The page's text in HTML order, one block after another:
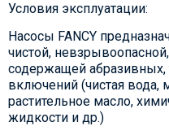
Условия эксплуатации:
Насосы FANCY
чистой,
содержащей
включений (чистая вода,
растительное масло,
жидкости и др.)